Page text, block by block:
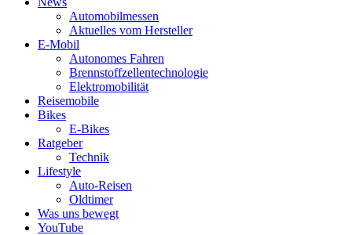
Automobilmessen
Aktuelles vom Hersteller
E-Mobil
Autonomes Fahren
Brennstoffzellentechnologie
Elektromobilität
Reisemobile
Bikes
E-Bikes
Ratgeber
Technik
Lifestyle
Auto-Reisen
Oldtimer
Was uns bewegt
YouTube